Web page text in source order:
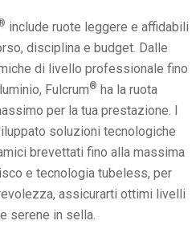
include ruote leggere e affidabili
disciplina e budget. Dalle
di livello professionale fino
Fulcrum® ha la ruota
per la tua prestazione. I
soluzioni tecnologiche
brevettati fino alla massima
e tecnologia tubeless, per
assicurarti ottimi livelli
serene in sella.